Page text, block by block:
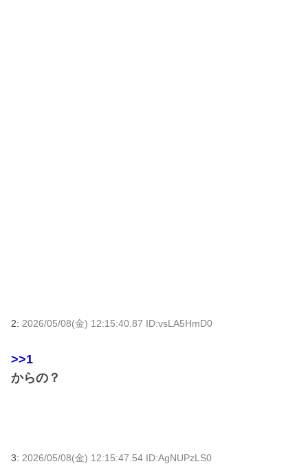
2: 2026/05/08(金) 12:15:40.87 ID:vsLA5HmD0
>>1
からの？
3: 2026/05/08(金) 12:15:47.54 ID:AgNUPzLS0